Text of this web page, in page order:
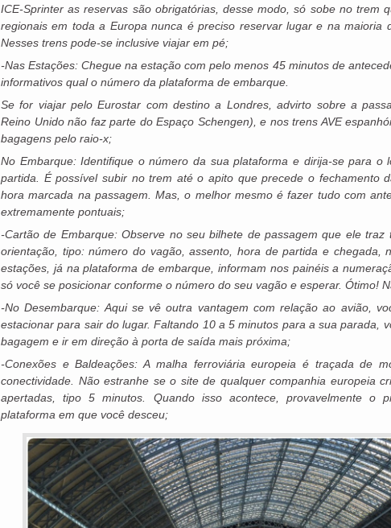
ICE-Sprinter as reservas são obrigatórias, desse modo, só sobe no trem
regionais em toda a Europa nunca é preciso reservar lugar e na maioria
Nesses trens pode-se inclusive viajar em pé;
-Nas Estações: Chegue na estação com pelo menos 45 minutos de
informativos qual o número da plataforma de embarque.
Se for viajar pelo Eurostar com destino a Londres, advirto sobre a
Reino Unido não faz parte do Espaço Schengen), e nos trens AVE
bagagens pelo raio-x;
No Embarque: Identifique o número da sua plataforma e dirija-se para o
partida. É possível subir no trem até o apito que precede o fechamento
hora marcada na passagem. Mas, o melhor mesmo é fazer tudo com
extremamente pontuais;
-Cartão de Embarque: Observe no seu bilhete de passagem que ele traz
orientação, tipo: número do vagão, assento, hora de partida e chegada,
estações, já na plataforma de embarque, informam nos painéis a
só você se posicionar conforme o número do seu vagão e esperar. Ótimo!
-No Desembarque: Aqui se vê outra vantagem com relação ao avião,
estacionar para sair do lugar. Faltando 10 a 5 minutos para a sua parada,
bagagem e ir em direção à porta de saída mais próxima;
-Conexões e Baldeações: A malha ferroviária europeia é traçada de
conectividade. Não estranhe se o site de qualquer companhia europeia
apertadas, tipo 5 minutos. Quando isso acontece, provavelmente o
plataforma em que você desceu;